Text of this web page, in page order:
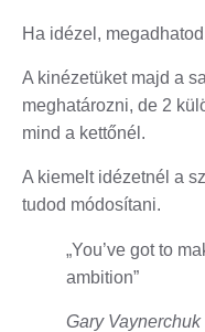
Ha idézel,
A kinézetüket majd a
meghatározni, de 2
mind a kettőnél.
A kiemelt idézetnél a
tudod módosítani.
„You’ve got to
ambition”
Gary Vaynerchuk